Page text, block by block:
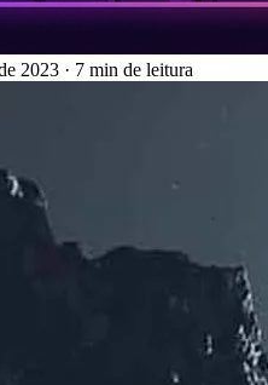
2023 · 7 min de leitura